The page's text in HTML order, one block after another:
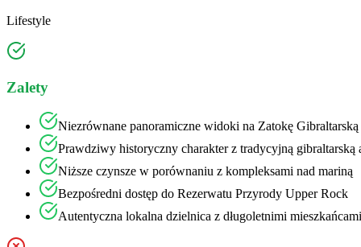
Lifestyle
Zalety
Niezrównane panoramiczne widoki na Zatokę Gibraltarską
Prawdziwy historyczny charakter z tradycyjną gibraltarską
Niższe czynsze w porównaniu z kompleksami nad mariną
Bezpośredni dostęp do Rezerwatu Przyrody Upper Rock
Autentyczna lokalna dzielnica z długoletnimi mieszkańcami